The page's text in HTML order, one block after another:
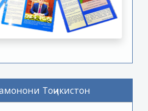
Тоҷикистон